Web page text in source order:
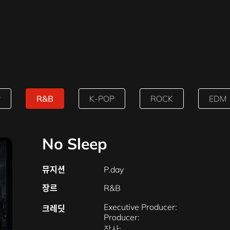
R&B K-POP ROCK EDM
No Sleep
뮤지션
P.day
장르
R&B
크레딧
Executive Producer:
Producer: